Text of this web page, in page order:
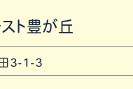
ト豊が丘
3-1-3